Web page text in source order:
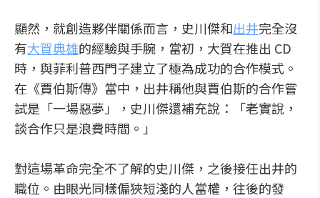
顯然，就創造夥伴關係而言，史川傑和出井完全沒
有大賀典雄的經驗與手腕，當初，大賀在推出 CD
時，與菲利普西門子建立了極為成功的合作模式。
在《賈伯斯傳》當中，出井稱他與賈伯斯的合作嘗
試是「一場惡夢」，史川傑還補充說：「老實說，
談合作只是浪費時間。」
對這場革命完全不了解的史川傑，之後接任出井的
職位。由眼光同樣偏狹短淺的人當權，往後的發